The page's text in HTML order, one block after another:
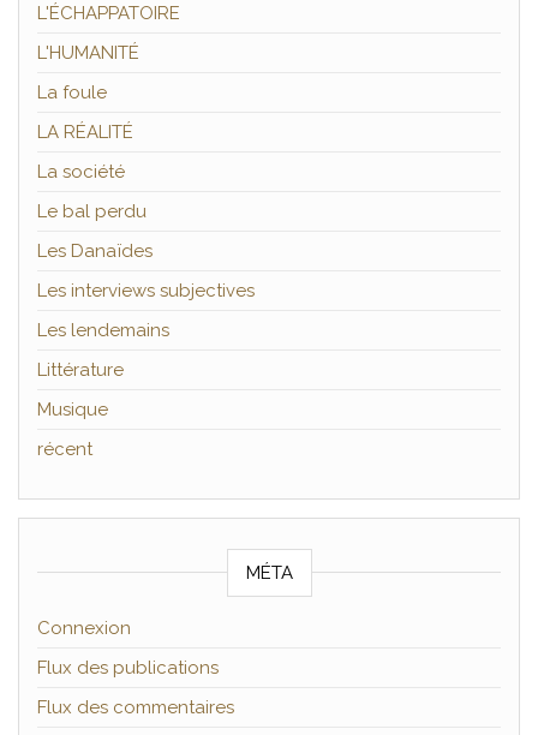
L'ÉCHAPPATOIRE
L'HUMANITÉ
La foule
LA RÉALITÉ
La société
Le bal perdu
Les Danaïdes
Les interviews subjectives
Les lendemains
Littérature
Musique
récent
MÉTA
Connexion
Flux des publications
Flux des commentaires